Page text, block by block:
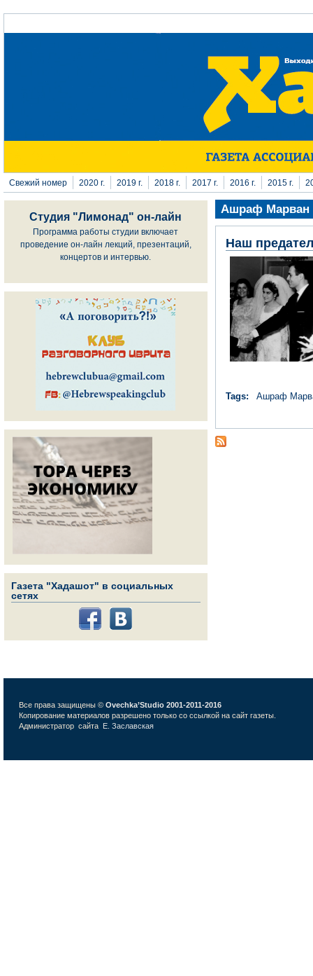
Перейти к основному содержанию
Свежий номер 2020 г. 2019 г. 2018 г. 2017 г. 2016 г. 2015 г.
Студия "Лимонад" он-лайн
Программа работы студии включает
проведение он-лайн лекций, презентаций,
концертов и интервью.
Газета "Хадашот" в социальных
сетях
Ашраф Марван
Наш
Tags: Ашраф
Все права защищены © Ovechka’Studio 2001-2011-2016
Копирование материалов разрешено только со ссылкой на сайт газеты.
Администратор сайта Е. Заславская